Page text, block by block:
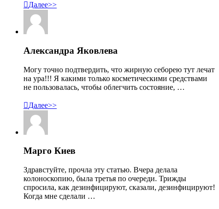
Далее>>
Александра Яковлева
Могу точно подтвердить, что жирную себорею тут лечат
на ура!!! Я какими только косметическими средствами
не пользовалась, чтобы облегчить состояние, …
Далее>>
Марго Киев
Здравстуйте, прочла эту статью. Вчера делала
колоноскопию, была третья по очереди. Трижды
спросила, как дезинфицируют, сказали, дезинфицируют!
Когда мне сделали …